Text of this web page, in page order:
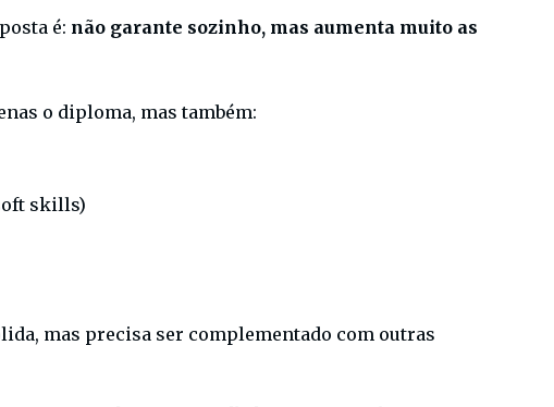
é: não garante sozinho, mas aumenta muito as
o diploma, mas também:
skills)
mas precisa ser complementado com outras